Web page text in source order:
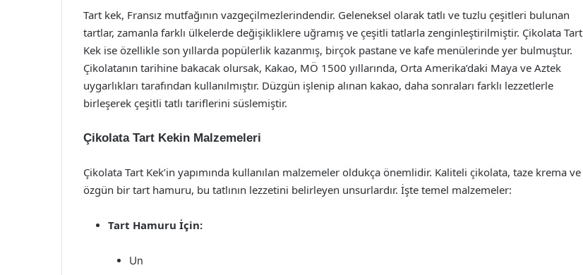
Tart kek, Fransız mutfağının vazgeçilmezlerindendir. Geleneksel olarak tatlı ve tuzlu çeşitleri bulunan
tartlar, zamanla farklı ülkelerde değişikliklere uğramış ve çeşitli tatlarla zenginleştirilmiştir. Çikolata Tart
Kek ise özellikle son yıllarda popülerlik kazanmış, birçok pastane ve kafe menülerinde yer bulmuştur.
Çikolatanın tarihine bakacak olursak, Kakao, MÖ 1500 yıllarında, Orta Amerika’daki Maya ve Aztek
uygarlıkları tarafından kullanılmıştır. Düzgün işlenip alınan kakao, daha sonraları farklı lezzetlerle
birleşerek çeşitli tatlı tariflerini süslemiştir.
Çikolata Tart Kekin Malzemeleri
Çikolata Tart Kek’in yapımında kullanılan malzemeler oldukça önemlidir. Kaliteli çikolata, taze krema ve
özgün bir tart hamuru, bu tatlının lezzetini belirleyen unsurlardır. İşte temel malzemeler:
Tart Hamuru İçin:
Un